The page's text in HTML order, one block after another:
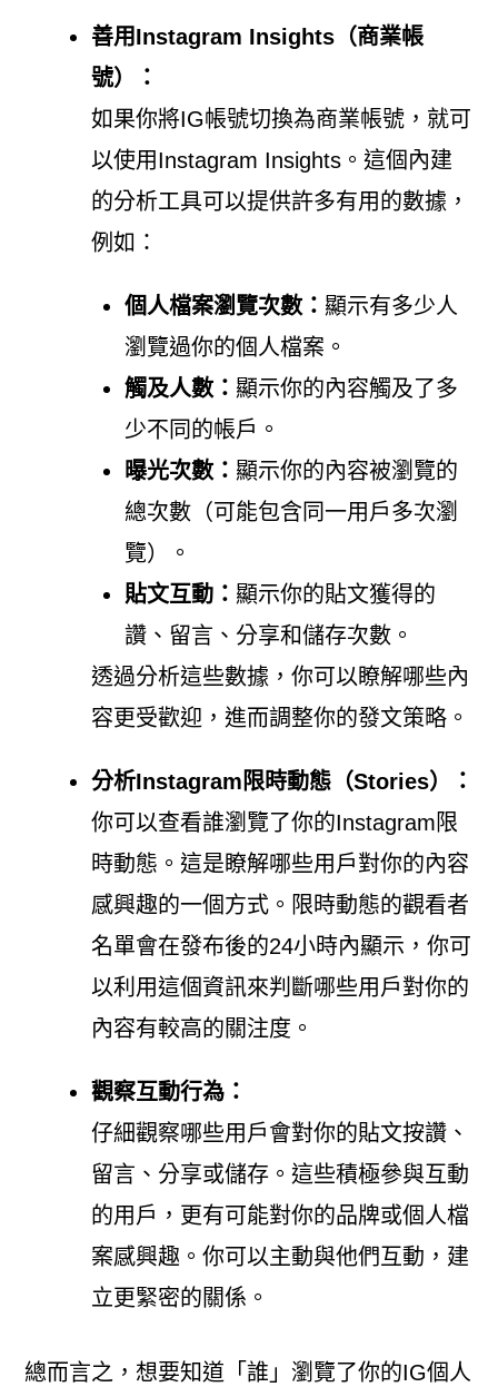
善用Instagram Insights（商業帳
號）：
如果你將IG帳號切換為商業帳號，就可
以使用Instagram Insights。這個內建
的分析工具可以提供許多有用的數據，
例如：
個人檔案瀏覽次數： 顯示有多少人
瀏覽過你的個人檔案。
觸及人數： 顯示你的內容觸及了多
少不同的帳戶。
曝光次數： 顯示你的內容被瀏覽的
總次數（可能包含同一用戶多次瀏
覽）。
貼文互動： 顯示你的貼文獲得的
讚、留言、分享和儲存次數。
透過分析這些數據，你可以瞭解哪些內
容更受歡迎，進而調整你的發文策略。
分析Instagram限時動態（Stories）：
你可以查看誰瀏覽了你的Instagram限
時動態。這是瞭解哪些用戶對你的內容
感興趣的一個方式。限時動態的觀看者
名單會在發布後的24小時內顯示，你可
以利用這個資訊來判斷哪些用戶對你的
內容有較高的關注度。
觀察互動行為：
仔細觀察哪些用戶會對你的貼文按讚、
留言、分享或儲存。這些積極參與互動
的用戶，更有可能對你的品牌或個人檔
案感興趣。你可以主動與他們互動，建
立更緊密的關係。
總而言之，想要知道「誰」瀏覽了你的IG個人